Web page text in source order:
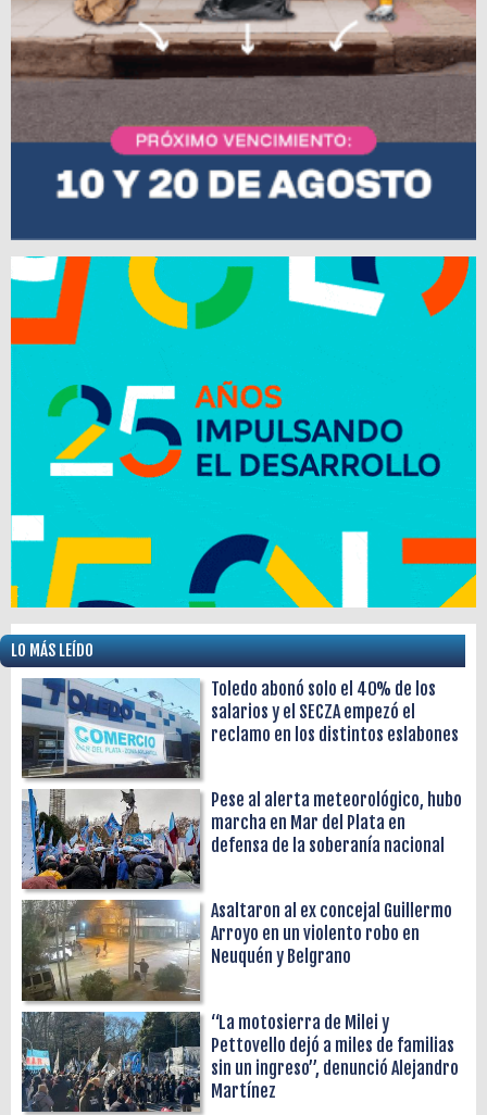
LO MÁS LEÍDO
Toledo abonó solo el 40% de los
salarios y el SECZA empezó el
reclamo en los distintos eslabones
Pese al alerta meteorológico, hubo
marcha en Mar del Plata en
defensa de la soberanía nacional
Asaltaron al ex concejal Guillermo
Arroyo en un violento robo en
Neuquén y Belgrano
“La motosierra de Milei y
Pettovello dejó a miles de familias
sin un ingreso”, denunció Alejandro
Martínez